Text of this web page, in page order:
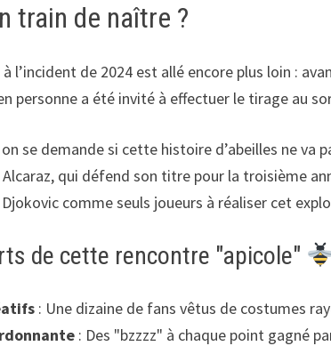
train de naître ?
l’incident de 2024 est allé encore plus loin :
personne a été invité à effectuer le tirage au
on se demande si cette histoire d’abeilles ne
qui défend son titre pour la troisième
comme seuls joueurs à réaliser cet
de cette rencontre "apicole"
: Une dizaine de fans vêtus de costumes
: Des "bzzzz" à chaque point gagné